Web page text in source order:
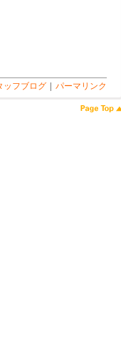
ッフブログ | パーマリンク